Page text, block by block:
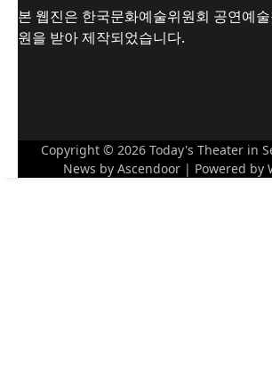
본 웹진은 한국문화예술위원회 공연예
원을 받아 제작되었습니다.
Copyright © 2026 Today's Theater in
News by Ascendoor | Powered by